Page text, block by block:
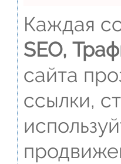
Каждая
SEO,
сайта
ссылки,